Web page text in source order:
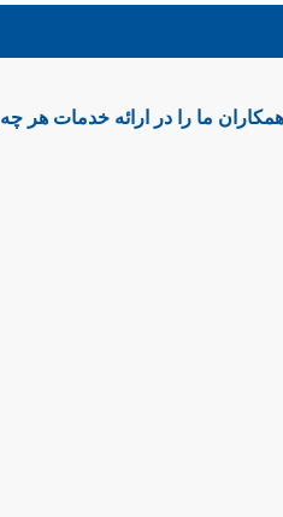
ما را در ارائه خدمات هر